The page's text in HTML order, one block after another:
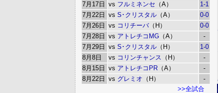
7月17日
vs フルミネンセ （A）
1-1
7月22日
vs S･クリスタル （A）
0-0
7月26日
vs コリチーバ（H）
0-0
7月28日
vs アトレチコMG （A）
-
7月29日
vs S･クリスタル （H）
1-0
8月8日
vs コリンチャンス （H）
-
8月15日
vs アトレチコPR （A）
-
8月22日
vs グレミオ （H）
-
>>全試合